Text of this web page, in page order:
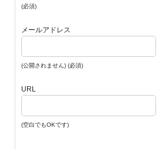
(必須)
メールアドレス
(公開されません) (必須)
URL
(空白でもOKです)